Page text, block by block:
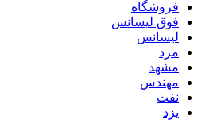
فروشگاه
فوق لیسانس
لیسانس
مرد
مشهد
مهندس
نفت
یزد